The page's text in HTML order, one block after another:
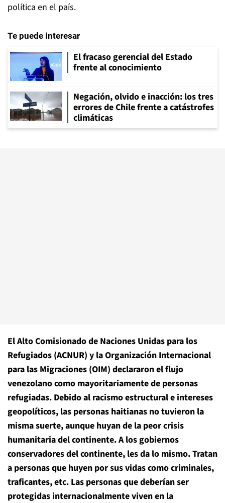
política en el país.
Te puede interesar
El fracaso gerencial del Estado
frente al conocimiento
Negación, olvido e inacción: los tres
errores de Chile frente a catástrofes
climáticas
El Alto Comisionado de Naciones Unidas para los
Refugiados (ACNUR) y la Organización Internacional
para las Migraciones (OIM) declararon el flujo
venezolano como mayoritariamente de personas
refugiadas. Debido al racismo estructural e intereses
geopolíticos, las personas haitianas no tuvieron la
misma suerte, aunque huyan de la peor crisis
humanitaria del continente. A los gobiernos
conservadores del continente, les da lo mismo. Tratan
a personas que huyen por sus vidas como criminales,
traficantes, etc. Las personas que deberían ser
protegidas internacionalmente viven en la